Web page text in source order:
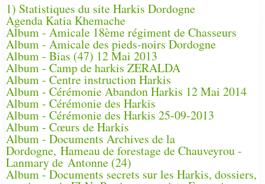
1) Statistiques du site Harkis Dordogne
Agenda Katia Khemache
Album - Amicale 18ème régiment de Chasseurs
Album - Amicale des pieds-noirs Dordogne
Album - Bias (47) 12 Mai 2013
Album - Camp de harkis ZERALDA
Album - Centre instruction Harkis
Album - Cérémonie Abandon Harkis 12 Mai 2014
Album - Cérémonie des Harkis
Album - Cérémonie des Harkis 25-09-2013
Album - Cœurs de Harkis
Album - Documents Archives de la
Dordogne, Hameau de forestage de Chauveyrou -
Lanmary de Antonne (24)
Album - Documents secrets sur les Harkis, dossiers,